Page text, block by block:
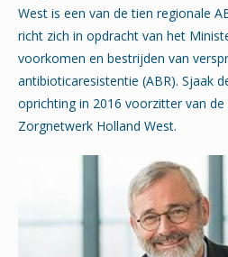
West is een van de tien regionale
richt zich in opdracht van het
voorkomen en bestrijden van
antibioticaresistentie (ABR). Sjaak
oprichting in 2016 voorzitter van
Zorgnetwerk Holland West.